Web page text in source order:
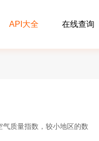
API大全 在线查询
质量指数，较小地区的数